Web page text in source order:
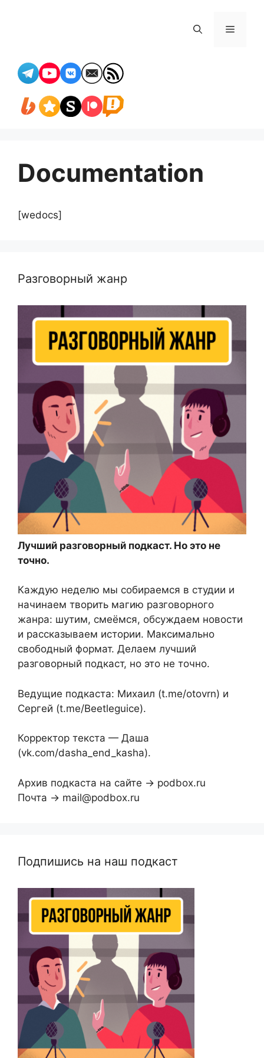
Меню
Documentation
[wedocs]
Разговорный жанр
Лучший разговорный подкаст. Но это не
точно.
Каждую неделю мы собираемся в студии и
начинаем творить магию разговорного
жанра: шутим, смеёмся, обсуждаем новости
и рассказываем истории. Максимально
свободный формат. Делаем лучший
разговорный подкаст, но это не точно.
Ведущие подкаста: Михаил (t.me/otovrn) и
Сергей (t.me/Beetleguice).
Корректор текста — Даша
(vk.com/dasha_end_kasha).
Архив подкаста на сайте → podbox.ru
Почта → mail@podbox.ru
Подпишись на наш подкаст